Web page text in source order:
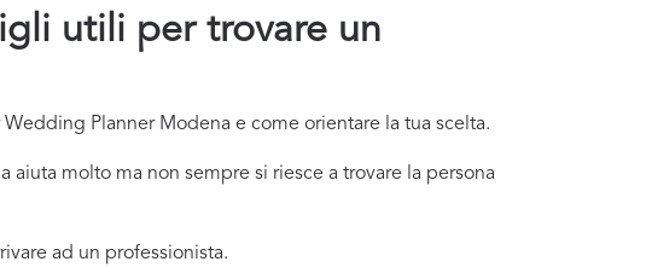
utili per trovare un
Planner Modena e come orientare la tua scelta.
molto ma non sempre si riesce a trovare la persona
ad un professionista.